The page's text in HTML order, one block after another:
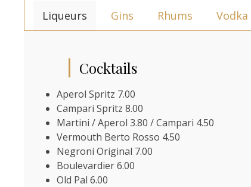
Liqueurs Gins Rhums Vodka
Cocktails
Aperol Spritz 7.00
Campari Spritz 8.00
Martini / Aperol 3.80 / Campari 4.50
Vermouth Berto Rosso 4.50
Negroni Original 7.00
Boulevardier 6.00
Old Pal 6.00